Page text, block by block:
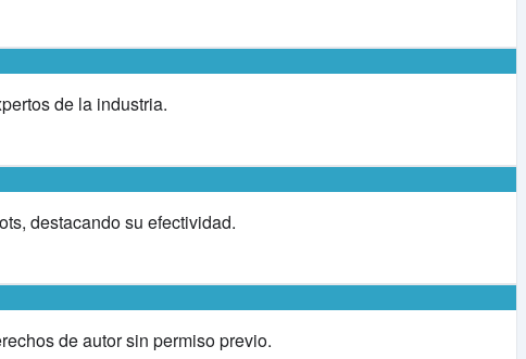
de la industria.
destacando su efectividad.
de autor sin permiso previo.